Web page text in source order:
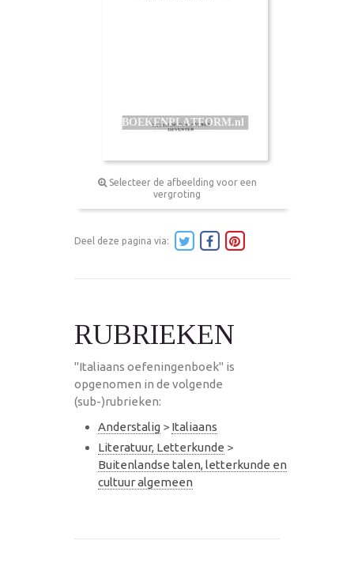
Selecteer de afbeelding voor een
vergroting
Deel deze pagina via:
RUBRIEKEN
"Italiaans oefeningenboek" is
opgenomen in de volgende
(sub-)rubrieken:
Anderstalig > Italiaans
Literatuur, Letterkunde >
Buitenlandse talen, letterkunde en
cultuur algemeen